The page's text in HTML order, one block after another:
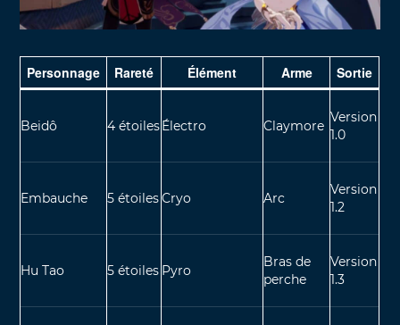
Personnage Rareté Élément Arme Sortie
Beidô 4 étoiles Électro Claymore
Version
1.0
Embauche 5 étoilesCryo Arc
Version
1.2
Hu Tao 5 étoiles Pyro
Bras de
perche
Version
1.3